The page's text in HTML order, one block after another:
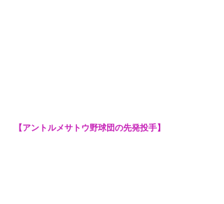
【アントルメサトウ野球団の先発投手】